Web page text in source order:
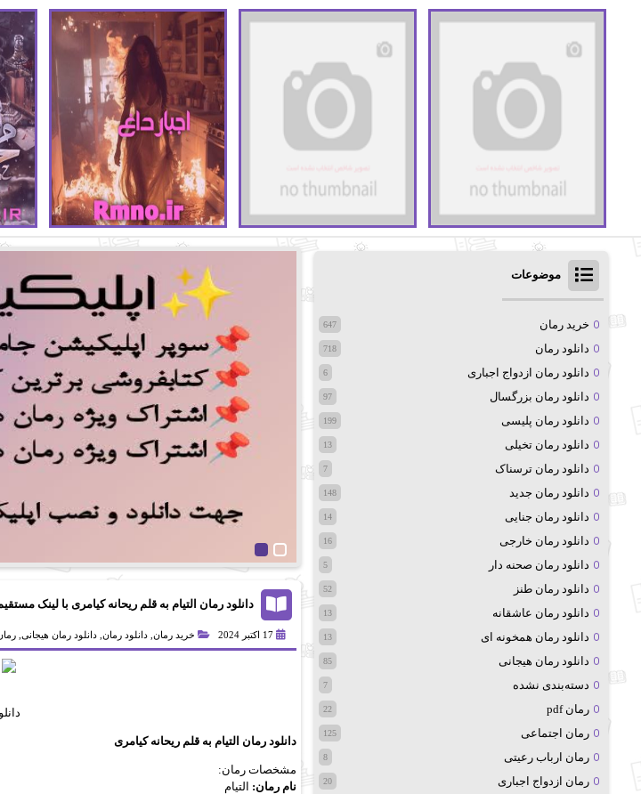
دانلود رمان التیام به قلم ریحانه کیامری با لینک
17 اکتبر 2024 خرید رمان دانلود رمان دانلود رمان هیجانی
دانلود رمان التیام به قلم ریحانه کیامری
مشخصات رمان:
نام رمان: التیام
موضوعات
خرید رمان 647
دانلود رمان 718
دانلود رمان ازدواج اجباری 6
دانلود رمان بزرگسال 97
دانلود رمان پلیسی 199
دانلود رمان تخیلی 13
دانلود رمان ترسناک 7
دانلود رمان جدید 148
دانلود رمان جنایی 14
دانلود رمان خارجی 16
دانلود رمان صحنه دار 5
دانلود رمان طنز 52
دانلود رمان عاشقانه 13
دانلود رمان همخونه ای 13
دانلود رمان هیجانی 85
دسته‌بندی نشده 7
رمان pdf 22
رمان اجتماعی 125
رمان ارباب رعیتی 8
رمان ازدواج اجباری 20